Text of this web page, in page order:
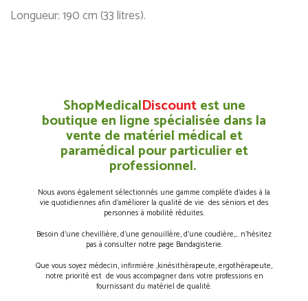
Longueur: 190 cm (33 litres).
ShopMedicalDiscountest une
boutique en ligne spécialisée dans la
vente de matériel médical et
paramédical pour particulier et
professionnel.
Nous avons également sélectionnés une gamme complète d’aides à la
vie quotidiennes afin d’améliorer la qualité de vie des séniors et des
personnes à mobilité réduites.
Besoin d’une chevillière, d’une genouillère, d’une coudière,… n’hésitez
pas à consulter notre page Bandagisterie.
Que vous soyez médecin, infirmière ,kinésithérapeute, ergothérapeute,
notre priorité est de vous accompagner dans votre professions en
fournissant du matériel de qualité.